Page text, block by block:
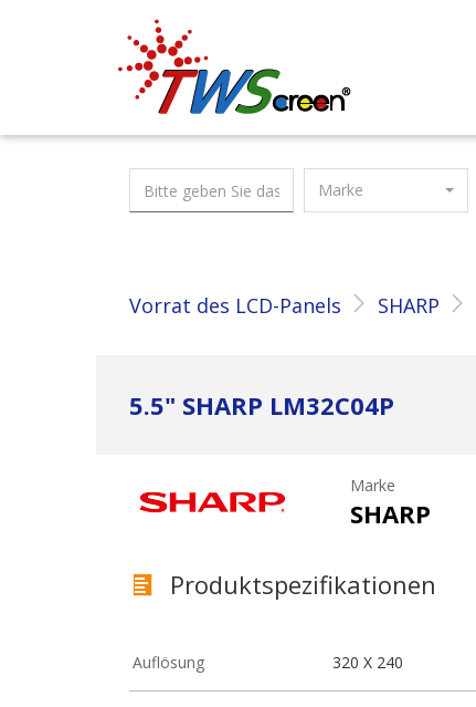
Taiwan Screen
Marke
Vorrat des LCD-Panels SHARP
5.5" SHARP LM32C04P
Marke
SHARP
Produktspezifikationen
Auflösung 320 X 240